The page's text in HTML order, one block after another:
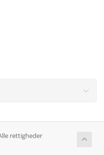
rettigheder